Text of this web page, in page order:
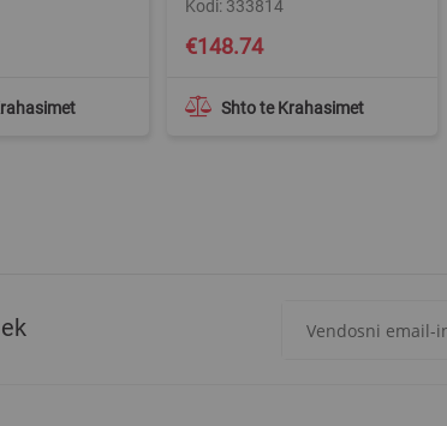
Kodi: 333814
Shto te Krahasimet
€148.74